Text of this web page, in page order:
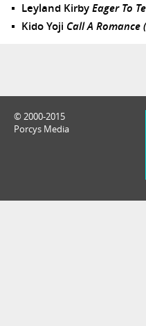
Leyland KirbyEager To
Kido Yoji Call A Romance
© 2000-2015
Porcys Media